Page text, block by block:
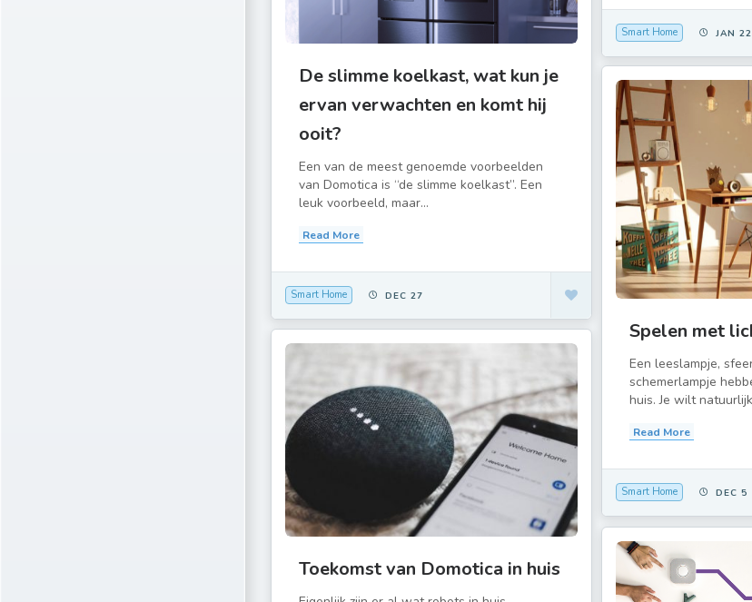
Smart Home JAN 22
De slimme koelkast, wat kun je
ervan verwachten en komt hij
ooit?
Een van de meest genoemde voorbeelden
van Domotica is “de slimme koelkast”. Een
leuk voorbeeld, maar...
Read More
Smart Home DEC 27
Spelen met
Een leeslampje,
schemerlampje
huis. Je wilt
Read More
Smart Home DEC 5
Toekomst van Domotica in huis